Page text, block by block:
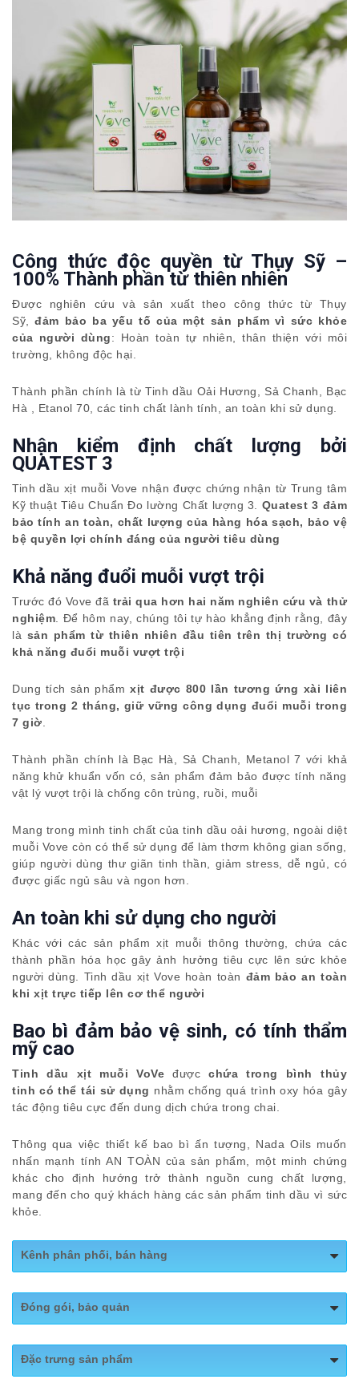
Công thức độc quyền từ Thụy Sỹ –
100% Thành phần từ thiên nhiên
Được nghiên cứu và sản xuất theo công thức từ Thụy
Sỹ,đảm bảo ba yếu tố của một sản phẩm vì sức khỏe
của người dùng: Hoàn toàn tự nhiên, thân thiện với môi
trường, không độc hại.
Thành phần chính là từ Tinh dầu Oải Hương, Sả Chanh, Bạc
Hà , Etanol 70, các tinh chất lành tính, an toàn khi sử dụng.
Nhận kiểm định chất lượng bởi
QUATEST 3
Tinh dầu xịt muỗi Vove nhận được chứng nhận từ Trung tâm
Kỹ thuật Tiêu Chuẩn Đo lường Chất lượng 3. Quatest 3 đảm
bảo tính an toàn, chất lượng của hàng hóa sạch, bảo vệ
bệ quyền lợi chính đáng của người tiêu dùng
Khả năng đuổi muỗi vượt trội
Trước đó Vove đã trải qua hơn hai năm nghiên cứu và thử
nghiệm. Để hôm nay, chúng tôi tự hào khẳng định rằng, đây
là sản phẩm từ thiên nhiên đầu tiên trên thị trường có
khả năng đuổi muỗi vượt trội
Dung tích sản phẩmxịt được 800 lần tương ứng xài liên
tục trong 2 tháng, giữ vững công dụng đuổi muỗi trong
7 giờ.
Thành phần chính là Bạc Hà, Sả Chanh, Metanol 7 với khả
năng khử khuẩn vốn có, sản phẩm đảm bảo được tính năng
vật lý vượt trội là chống côn trùng, ruồi, muỗi
Mang trong mình tinh chất của tinh dầu oải hương, ngoài diệt
muỗi Vove còn có thể sử dụng để làm thơm không gian sống,
giúp người dùng thư giãn tinh thần, giảm stress, dễ ngủ, có
được giấc ngủ sâu và ngon hơn.
An toàn khi sử dụng cho người
Khác với các sản phẩm xịt muỗi thông thường, chứa các
thành phần hóa học gây ảnh hưởng tiêu cực lên sức khỏe
người dùng. Tinh dầu xịt Vove hoàn toàn đảm bảo an toàn
khi xịt trực tiếp lên cơ thể người
Bao bì đảm bảo vệ sinh, có tính thẩm
mỹ cao
Tinh dầu xịt muỗi VoVe đượcchứa trong bình thủy
tinh có thể tái sử dụng nhằm chống quá trình oxy hóa gây
tác động tiêu cực đến dung dịch chứa trong chai.
Thông qua việc thiết kế bao bì ấn tượng, Nada Oils muốn
nhấn mạnh tính AN TOÀN của sản phẩm, một minh chứng
khác cho định hướng trở thành nguồn cung chất lượng,
mang đến cho quý khách hàng các sản phẩm tinh dầu vì sức
khỏe.
Kênh phân phối, bán hàng
Website:
https://nadaoils.vn/
Shopee:
https://shopee.vn/nadaoils_officialstore
Fanpage:
https://www.facebook.com/nadaoils.vn
Đóng gói, bảo quản
Quy cách đóng gói: Chai 50ml, 100ml
Đặc trưng sản phẩm